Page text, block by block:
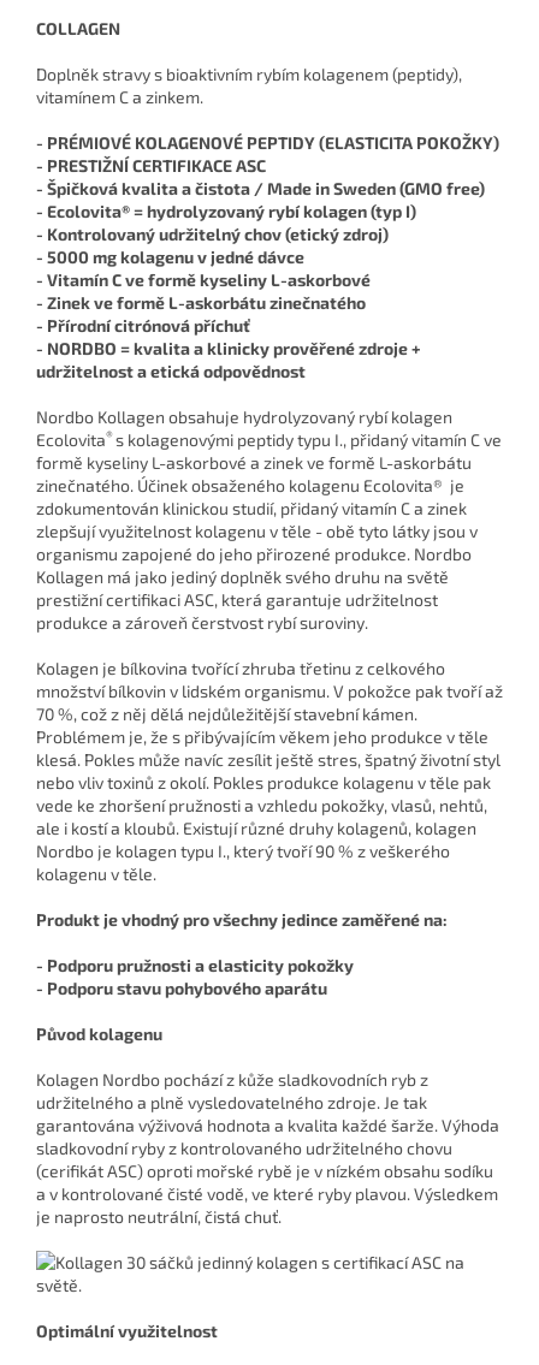
COLLAGEN
Doplněk stravy s bioaktivním rybím kolagenem (peptidy),
vitamínem C a zinkem.
- PRÉMIOVÉ KOLAGENOVÉ PEPTIDY (ELASTICITA POKOŽKY)
- PRESTIŽNÍ CERTIFIKACE ASC
- Špičková kvalita a čistota / Made in Sweden (GMO free)
- Ecolovita® = hydrolyzovaný rybí kolagen (typ I)
- Kontrolovaný udržitelný chov (etický zdroj)
- 5000 mg kolagenu v jedné dávce
- Vitamín C ve formě kyseliny L-askorbové
- Zinek ve formě L-askorbátu zinečnatého
- Přírodní citrónová příchuť
- NORDBO = kvalita a klinicky prověřené zdroje +
udržitelnost a etická odpovědnost
Nordbo Kollagen obsahuje hydrolyzovaný rybí kolagen
Ecolovita®s kolagenovými peptidy typu I., přidaný vitamín C ve
formě kyseliny L-askorbové a zinek ve formě L-askorbátu
zinečnatého. Účinek obsaženého kolagenu Ecolovita® je
zdokumentován klinickou studií, přidaný vitamín C a zinek
zlepšují využitelnost kolagenu v těle - obě tyto látky jsou v
organismu zapojené do jeho přirozené produkce. Nordbo
Kollagen má jako jediný doplněk svého druhu na světě
prestižní certifikaci ASC, která garantuje udržitelnost
produkce a zároveň čerstvost rybí suroviny.
Kolagen je bílkovina tvořící zhruba třetinu z celkového
množství bílkovin v lidském organismu. V pokožce pak tvoří až
70 %, což z něj dělá nejdůležitější stavební kámen.
Problémem je, že s přibývajícím věkem jeho produkce v těle
klesá. Pokles může navíc zesílit ještě stres, špatný životní styl
nebo vliv toxinů z okolí. Pokles produkce kolagenu v těle pak
vede ke zhoršení pružnosti a vzhledu pokožky, vlasů, nehtů,
ale i kostí a kloubů. Existují různé druhy kolagenů, kolagen
Nordbo je kolagen typu I., který tvoří 90 % z veškerého
kolagenu v těle.
Produkt je vhodný pro všechny jedince zaměřené na:
- Podporu pružnosti a elasticity pokožky
- Podporu stavu pohybového aparátu
Původ kolagenu
Kolagen Nordbo pochází z kůže sladkovodních ryb z
udržitelného a plně vysledovatelného zdroje. Je tak
garantována výživová hodnota a kvalita každé šarže. Výhoda
sladkovodní ryby z kontrolovaného udržitelného chovu
(cerifikát ASC) oproti mořské rybě je v nízkém obsahu sodíku
a v kontrolované čisté vodě, ve které ryby plavou. Výsledkem
je naprosto neutrální, čistá chuť.
Optimální využitelnost